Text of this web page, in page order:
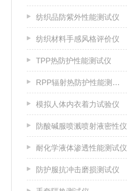
纺织品防紫外性能测试仪
纺织材料手感风格评价仪
TPP热防护性能测试仪
RPP辐射热防护性能测试仪
模拟人体内衣着力试验仪
防酸碱服喷溅喷射液密性仪
耐化学液体渗透性能测试仪
防护服抗冲击磨损测试仪